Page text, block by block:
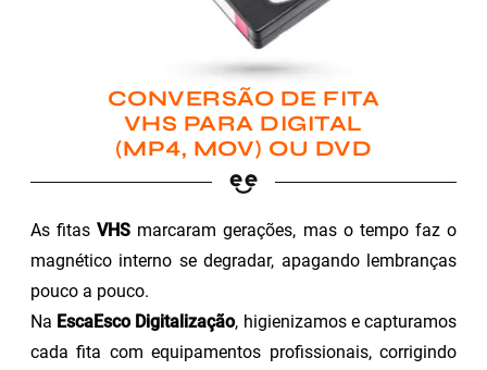
CONVERSÃO DE FITA
VHS PARA DIGITAL
(MP4, MOV) OU DVD
As fitasVHS marcaram gerações, mas o tempo faz o
magnético interno se degradar, apagando lembranças
pouco a pouco.
Na EscaEsco Digitalização, higienizamos e capturamos
cada fita com equipamentos profissionais, corrigindo